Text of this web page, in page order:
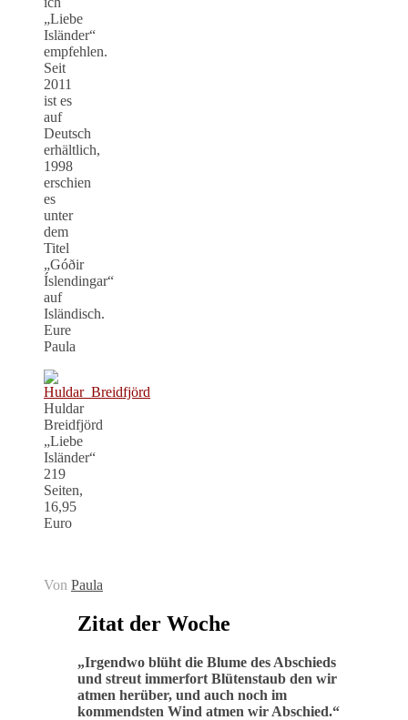
„Liebe
Isländer“
empfehlen.
Seit
2011
ist es
auf
Deutsch
erhältlich,
1998
erschien
es
unter
dem
Titel
„Góðir
Íslendingar“
auf
Isländisch.
Eure
Paula
Huldar
Breidfjörd
„Liebe
Isländer“
219
Seiten,
16,95
Euro
Von Paula
Zitat der Woche
„Irgendwo blüht die Blume des Abschieds
und streut immerfort Blütenstaub den wir
atmen herüber, und auch noch im
kommendsten Wind atmen wir Abschied.“